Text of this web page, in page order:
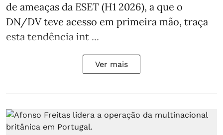
de ameaças da ESET (H1 2026), a que o
DN/DV teve acesso em primeira mão, traça
esta tendência int ...
Ver mais